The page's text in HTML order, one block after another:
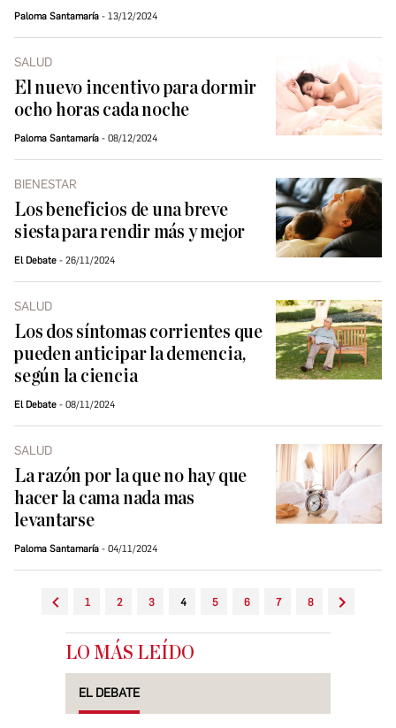
Paloma Santamaría 13/12/2024
SALUD
El nuevo incentivo para dormir
ocho horas cada noche
Paloma Santamaría 08/12/2024
BIENESTAR
Los beneficios de una breve
siesta para rendir más y mejor
El Debate 26/11/2024
SALUD
Los dos síntomas corrientes que
pueden anticipar la demencia,
según la ciencia
El Debate 08/11/2024
SALUD
La razón por la que no hay que
hacer la cama nada mas
levantarse
Paloma Santamaría 04/11/2024
1 2 3 4 5 6 7 8
LO MÁS LEÍDO
EL DEBATE